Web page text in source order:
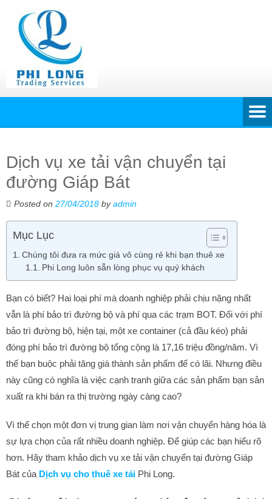
Dịch vụ xe tải vận chuyển tại
đường Giáp Bát
Posted on 27/04/2018 byadmin
Mục Lục
Chúng tôi đưa ra mức giá vô cùng rẻ khi bạn thuê xe
Phi Long luôn sẵn lòng phục vụ quý khách
Bạn có biết? Hai loại phí mà doanh nghiệp phải chịu nặng nhất
vẫn là phí bảo trì đường bộ và phí qua các trạm BOT. Đối với phí
bảo trì đường bộ, hiện tại, một xe container (cả đầu kéo) phải
đóng phí bảo trì đường bộ tổng cộng là 17,16 triệu đồng/năm. Vì
thế bạn buộc phải tăng giá thành sản phẩm để có lãi. Nhưng điều
này cũng có nghĩa là việc cạnh tranh giữa các sản phẩm bạn sản
xuất ra khi bán ra thị trường ngày càng cao?
Vì thế chọn một đơn vị trung gian làm nơi vận chuyển hàng hóa là
sự lựa chọn của rất nhiều doanh nghiệp. Để giúp các bạn hiểu rõ
hơn. Hãy tham khảo dịch vụ xe tải vận chuyển tại đường Giáp
Bát của Dịch vụ cho thuê xe tải Phi Long.